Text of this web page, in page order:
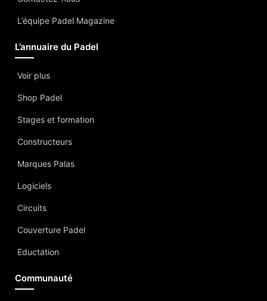
L’équipe Padel Magazine
L’annuaire du Padel
Voir plus
Shop Padel
Stages et formation
Constructeurs
Marques Palas
Logiciels
Circuits
Couverture Padel
Eductation
Communauté